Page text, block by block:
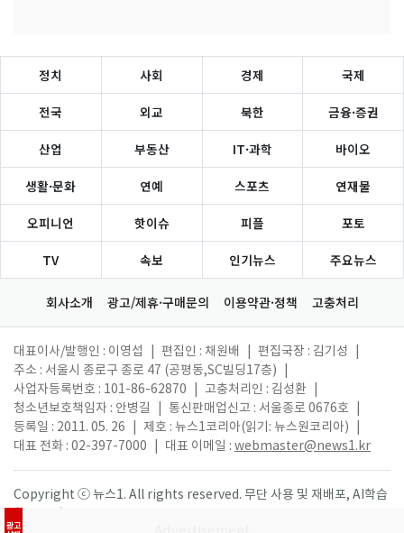
광고
정치 사회 경제 국제
전국 외교 북한 금융·증권
산업 부동산 IT·과학 바이오
생활·문화 연예 스포츠 연재물
오피니언 핫이슈 피플 포토
TV 속보 인기뉴스 주요뉴스
회사소개 광고/제휴·구매문의 이용약관·정책 고충처리
대표이사/발행인 : 이영섭 편집인 : 채원배 편집국장 : 김기성
주소 : 서울시 종로구 종로 47 (공평동,SC빌딩17층)
사업자등록번호 : 101-86-62870
고충처리인 : 김성환
청소년보호책임자 : 안병길
통신판매업신고 : 서울종로 0676호
등록일 : 2011. 05. 26
제호 : 뉴스1코리아(읽기: 뉴스원코리아)
대표 전화 : 02-397-7000
대표 이메일 : webmaster@news1.kr
Copyright ⓒ 뉴스1. All rights reserved. 무단 사용 및 재배포, AI학습
활용 금지.